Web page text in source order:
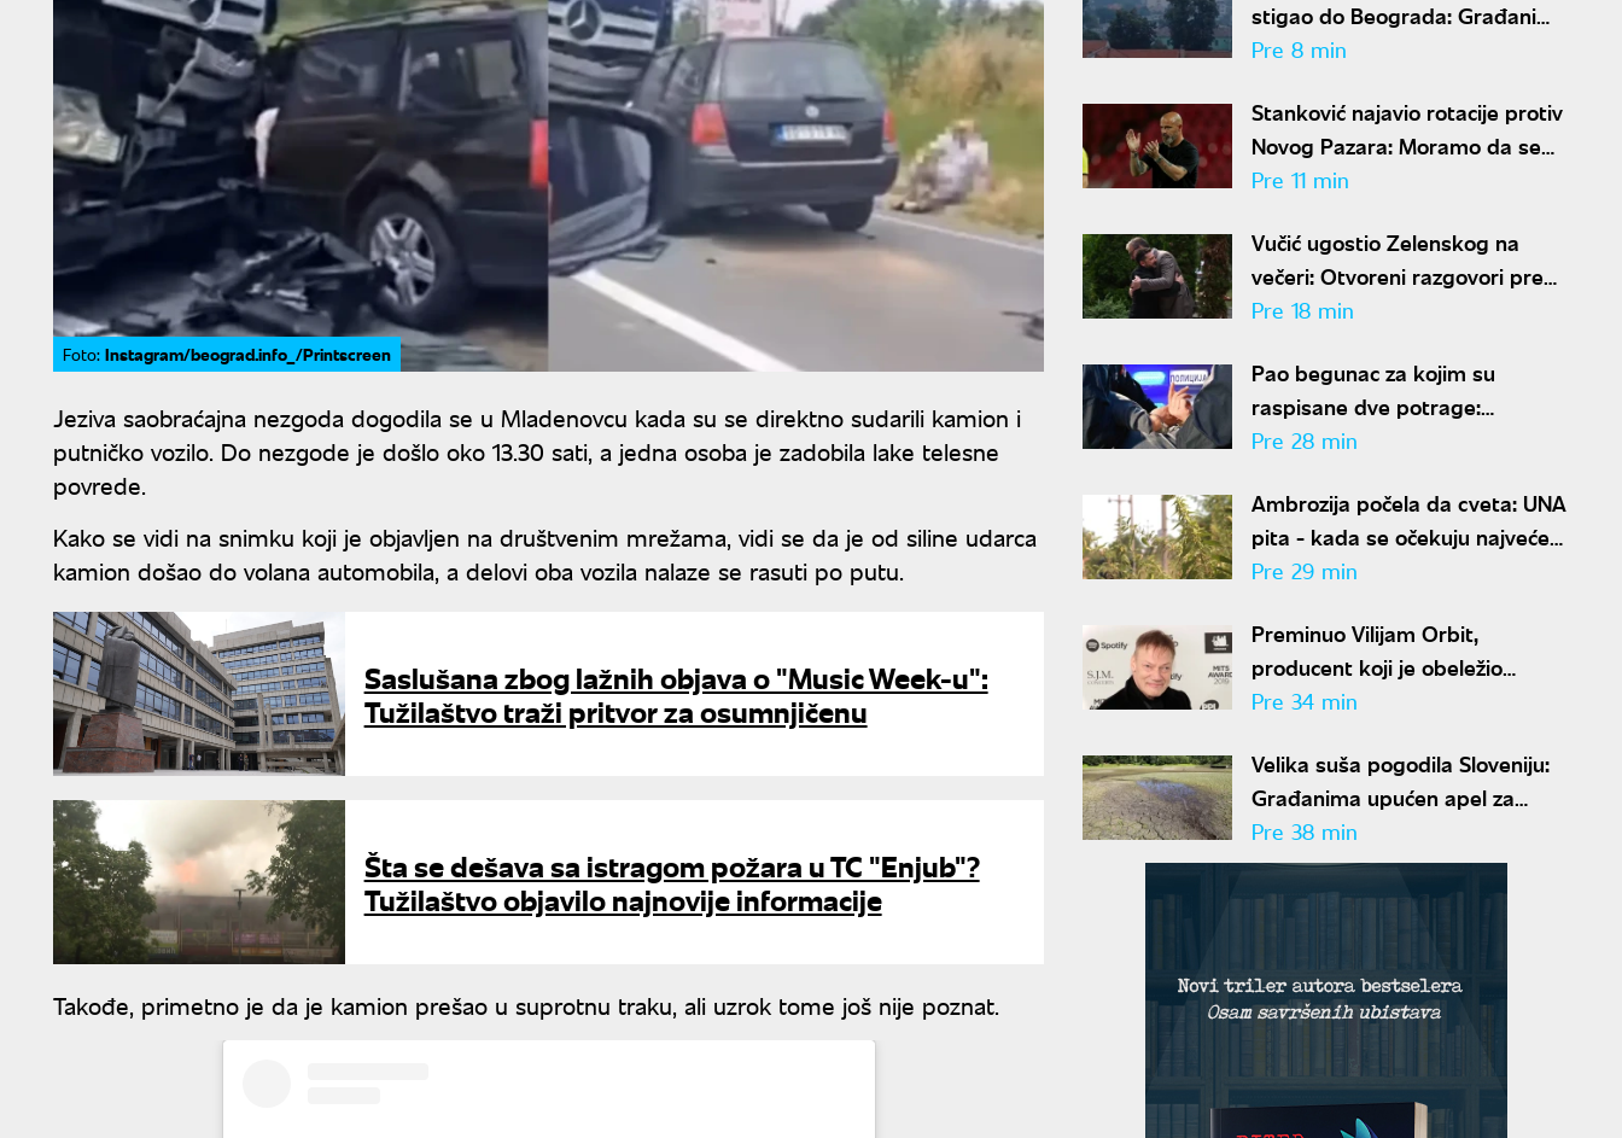
Foto: Instagram/beograd.info_/Printscreen
Jeziva saobraćajna nezgoda dogodila se u Mladenovcu kada su se direktno sudarili kamion i
putničko vozilo. Do nezgode je došlo oko 13.30 sati, a jedna osoba je zadobila lake telesne
povrede.
Kako se vidi na snimku koji je objavljen na društvenim mrežama, vidi se da je od siline udarca
kamion došao do volana automobila, a delovi oba vozila nalaze se rasuti po putu.
Saslušana zbog lažnih objava o "Music Week-u":
Tužilaštvo traži pritvor za osumnjičenu
Šta se dešava sa istragom požara u TC "Enjub"?
Tužilaštvo objavilo najnovije informacije
Takođe, primetno je da je kamion prešao u suprotnu traku, ali uzrok tome još nije poznat.
stigao do Beograda: Građani
prijavljuju jak miris paljevine
Pre 8 min
Stanković najavio rotacije protiv
Novog Pazara: Moramo da se
spremimo za Hapoel
Pre 11 min
Vučić ugostio Zelenskog na
večeri: Otvoreni razgovori pred
zvanične sastanke
Pre 18 min
Pao begunac za kojim su
raspisane dve potrage:
Specijalci uhapsili osumnjičenog
pritvor
Pre 28 min
Ambrozija počela da cveta: UNA
pita - kada se očekuju najveće
koncentracije polena i kako da
Pre 29 min
Preminuo Vilijam Orbit,
producent koji je obeležio
karijere Madone, Blur i Britni
Pre 34 min
Velika suša pogodila Sloveniju:
Građanima upućen apel za
racionalnu potrošnju vode
Pre 38 min